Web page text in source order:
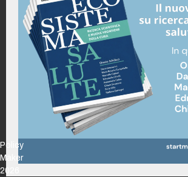
Policy
Maker
2026